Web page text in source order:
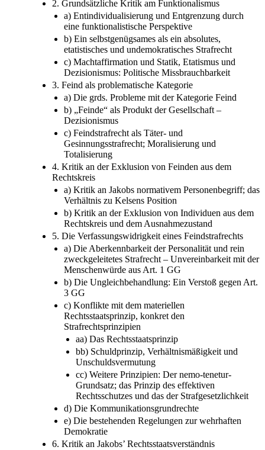
2. Grundsätzliche Kritik am Funktionalismus
a) Entindividualisierung und Entgrenzung durch
eine funktionalistische Perspektive
b) Ein selbstgenügsames als ein absolutes,
etatistisches und undemokratisches Strafrecht
c) Machtaffirmation und Statik, Etatismus und
Dezisionismus: Politische Missbrauchbarkeit
3. Feind als problematische Kategorie
a) Die grds. Probleme mit der Kategorie Feind
b) „Feinde“ als Produkt der Gesellschaft –
Dezisionismus
c) Feindstrafrecht als Täter- und
Gesinnungsstrafrecht; Moralisierung und
Totalisierung
4. Kritik an der Exklusion von Feinden aus dem
Rechtskreis
a) Kritik an Jakobs normativem Personenbegriff; das
Verhältnis zu Kelsens Position
b) Kritik an der Exklusion von Individuen aus dem
Rechtskreis und dem Ausnahmezustand
5. Die Verfassungswidrigkeit eines Feindstrafrechts
a) Die Aberkennbarkeit der Personalität und rein
zweckgeleitetes Strafrecht – Unvereinbarkeit mit der
Menschenwürde aus Art. 1 GG
b) Die Ungleichbehandlung: Ein Verstoß gegen Art.
3 GG
c) Konflikte mit dem materiellen
Rechtsstaatsprinzip, konkret den
Strafrechtsprinzipien
aa) Das Rechtsstaatsprinzip
bb) Schuldprinzip, Verhältnismäßigkeit und
Unschuldsvermutung
cc) Weitere Prinzipien: Der nemo-tenetur-
Grundsatz; das Prinzip des effektiven
Rechtsschutzes und das der Strafgesetzlichkeit
d) Die Kommunikationsgrundrechte
e) Die bestehenden Regelungen zur wehrhaften
Demokratie
6. Kritik an Jakobs’ Rechtsstaatsverständnis